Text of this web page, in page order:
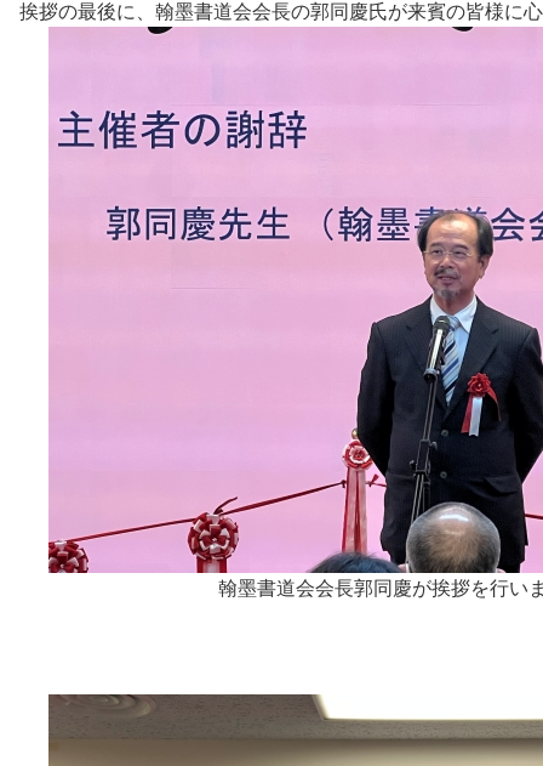
挨拶の最後に、翰墨書道会会長の郭同慶氏が来賓の皆様に
翰墨書道会会長郭同慶が挨拶を行い